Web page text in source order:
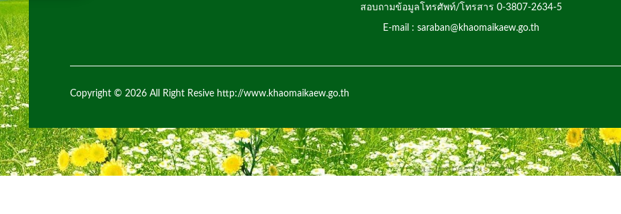
สอบถามข้อมูลโทรศัพท์/โทรสาร 0-3807-2634-5
E-mail : saraban@khaomaikaew.go.th
Copyright © 2026 All Right Resive http://www.khaomaikaew.go.th